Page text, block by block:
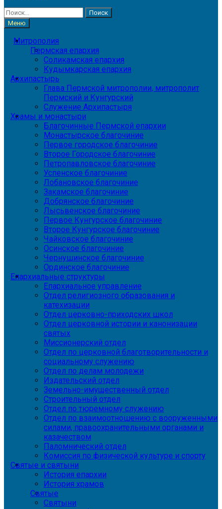
Найти:
Меню
Митрополия
Пермская епархия
Соликамская епархия
Кудымкарская епархия
Архипастырь
Глава Пермской митрополии, митрополит
Пермский и Кунгурский
Служение Архипастыря
Храмы и монастыри
Благочинные Пермской епархии
Монастырское благочиние
Первое городское благочиние
Второе Городское благочиние
Петропавловское благочиние
Успенское благочиние
Лобановское благочиние
Закамское благочиние
Добрянское благочиние
Лысьвенское благочиние
Первое Кунгурское благочиние
Второе Кунгурское благочиние
Чайковское благочиние
Осинское благочиние
Чернушинское благочиние
Ординское благочиние
Епархиальные структуры
Епархиальное управление
Отдел религиозного образования и
катехизации
Отдел церковно-приходских школ
Отдел церковной истории и канонизации
святых
Миссионерский отдел
Отдел по церковной благотворительности и
социальному служению
Отдел по делам молодежи
Издательский отдел
Земельно-имущественный отдел
Строительный отдел
Отдел по тюремному служению
Отдел по взаимоотношению с вооруженными
силами, правоохранительными органами и
казачеством
Паломнический отдел
Комиссия по физической культуре и спорту
Святые и святыни
История епархии
История храмов
Святые
Святыни